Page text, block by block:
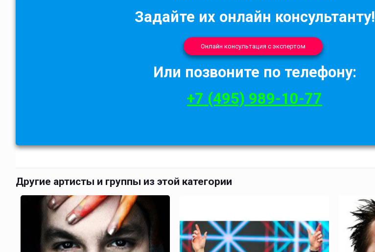
Задайте их онлайн консультанту!
Онлайн консультация с экспертом
Или позвоните по телефону:
+7 (495) 989-10-77
Другие артисты и группы из этой категории